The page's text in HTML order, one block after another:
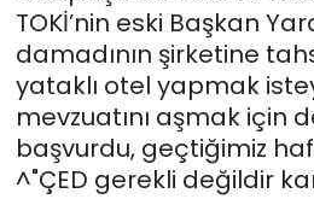
TOKİ’nin eski Başkan
damadının şirketine
yataklı otel yapmak
mevzuatını aşmak için
başvurdu, geçtiğimiz
^"ÇED gerekli değildir
Spor
Teknoloji
Resmi İlanlar
Teknoloji
Yaşam
Künye